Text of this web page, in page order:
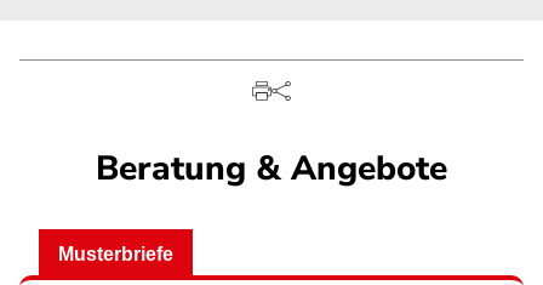
Beratung & Angebote
Musterbriefe